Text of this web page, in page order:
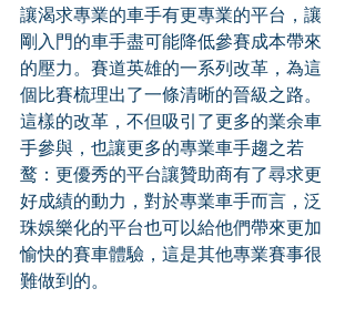
讓渴求專業的車手有更專業的平台，讓
剛入門的車手盡可能降低參賽成本帶來
的壓力。賽道英雄的一系列改革，為這
個比賽梳理出了一條清晰的晉級之路。
這樣的改革，不但吸引了更多的業余車
手參與，也讓更多的專業車手趨之若
鹜：更優秀的平台讓贊助商有了尋求更
好成績的動力，對於專業車手而言，泛
珠娛樂化的平台也可以給他們帶來更加
愉快的賽車體驗，這是其他專業賽事很
難做到的。